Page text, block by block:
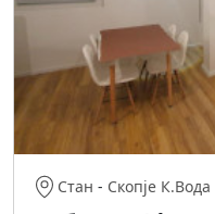
Стан - Скопје К.Вода